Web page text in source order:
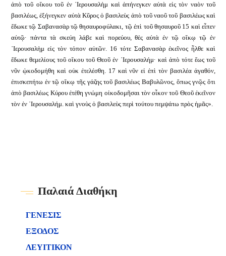
ἀπὸ τοῦ οἴκου τοῦ ἐν ῾Ιερουσαλὴμ καὶ ἀπήνεγκεν αὐτὰ εἰς τὸν ναὸν τοῦ
βασιλέως, ἐξήνεγκεν αὐτὰ Κῦρος ὁ βασιλεὺς ἀπὸ τοῦ ναοῦ τοῦ βασιλέως καὶ
ἔδωκε τῷ Σαβανασὰρ τῷ θησαυροφύλακι, τῷ ἐπὶ τοῦ θησαυροῦ 15 καὶ εἶπεν
αὐτῷ· πάντα τὰ σκεύη λάβε καὶ πορεύου, θὲς αὐτὰ ἐν τῷ οἴκῳ τῷ ἐν
῾Ιερουσαλὴμ εἰς τὸν τόπον αὐτῶν. 16 τότε Σαβανασὰρ ἐκεῖνος ἦλθε καὶ
ἔδωκε θεμελίους τοῦ οἴκου τοῦ Θεοῦ ἐν ῾Ιερουσαλήμ· καὶ ἀπὸ τότε ἕως τοῦ
νῦν ᾠκοδομήθη καὶ οὐκ ἐτελέσθη. 17 καὶ νῦν εἰ ἐπὶ τὸν βασιλέα ἀγαθόν,
ἐπισκεπήτω ἐν τῷ οἴκῳ τῆς γάζης τοῦ βασιλέως Βαβυλῶνος, ὅπως γνῷς ὅτι
ἀπὸ βασιλέως Κύρου ἐτέθη γνώμη οἰκοδομῆσαι τὸν οἶκον τοῦ Θεοῦ ἐκεῖνον
τὸν ἐν ῾Ιερουσαλήμ. καὶ γνοὺς ὁ βασιλεὺς περὶ τούτου πεμψάτω πρὸς ἡμᾶς».
Παλαιά Διαθήκη
ΓΕΝΕΣΙΣ
ΕΞΟΔΟΣ
ΛΕΥΙΤΙΚΟΝ